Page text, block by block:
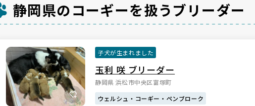
静岡県のコーギーを扱うブリーダー
子犬が生まれました
玉利 咲 ブリーダー
静岡県 浜松市中央区富塚町
ウェルシュ・コーギー・ペンブローク